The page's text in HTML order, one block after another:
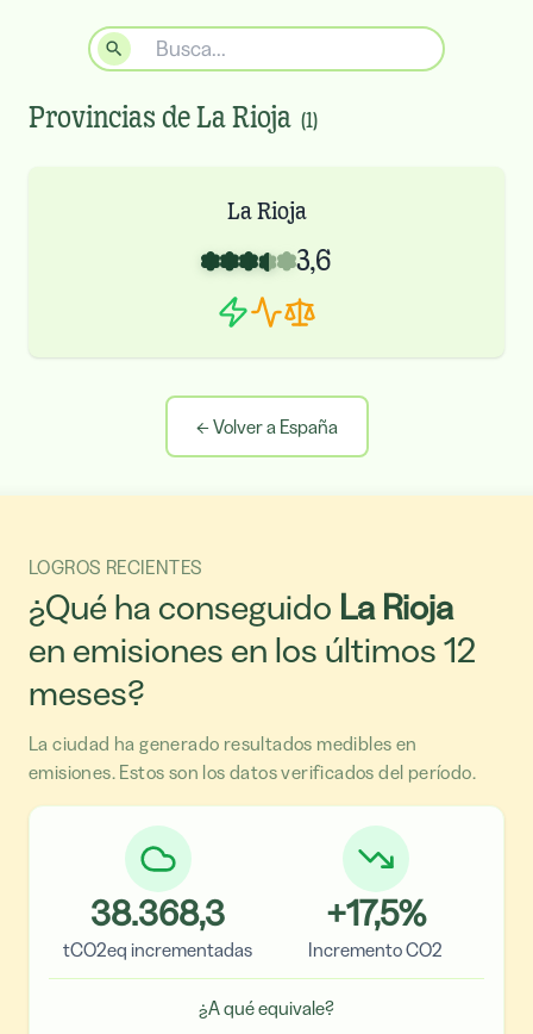
Provincias de La Rioja (1)
La Rioja
3,6
←Volver a España
LOGROS RECIENTES
¿Qué ha conseguido La Rioja
en emisiones en los últimos 12
meses?
La ciudad ha generado resultados medibles en
emisiones. Estos son los datos verificados del período.
38.368,3
tCO2eq incrementadas
+17,5%
Incremento CO2
¿A qué equivale?